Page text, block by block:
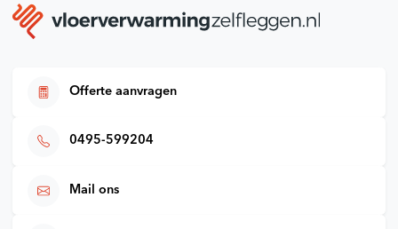
Offerte aanvragen
0495-599204
Mail ons